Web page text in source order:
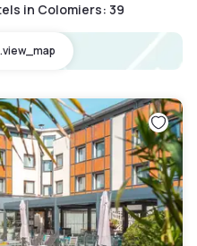
in Colomiers: 39